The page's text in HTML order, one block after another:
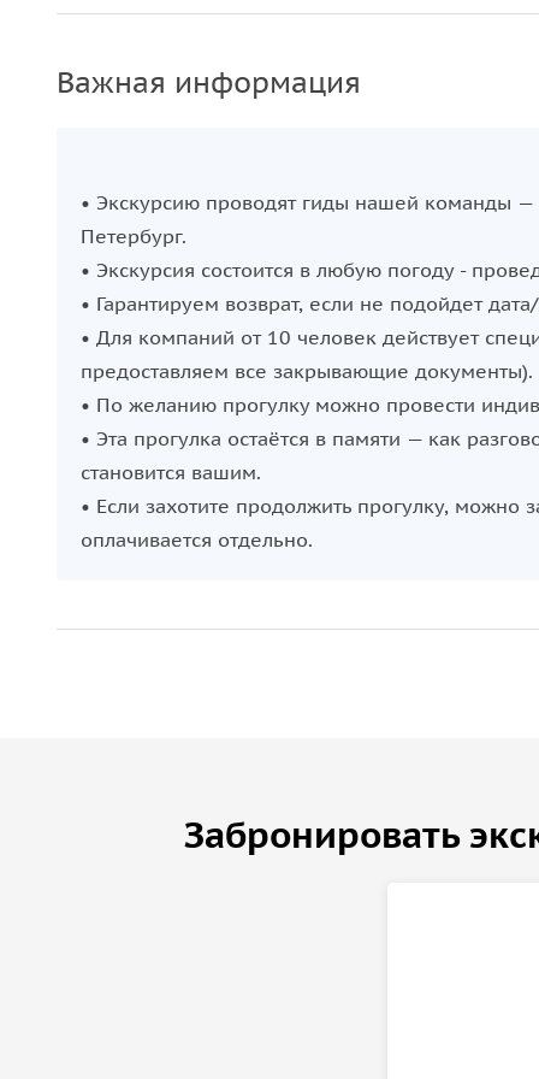
• Все билеты и входы включены в стоимость.
Важная информация
• Экскурсию проводят гиды нашей команды
Петербург.
• Экскурсия состоится в любую погоду -
• Гарантируем возврат, если не подойдет
• Для компаний от 10 человек действует
предоставляем все закрывающие документы).
• По желанию прогулку можно провести
• Эта прогулка остаётся в памяти — как
становится вашим.
• Если захотите продолжить прогулку,
оплачивается отдельно.
Забронировать